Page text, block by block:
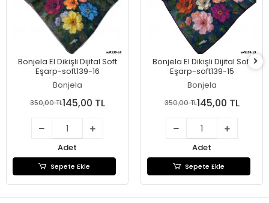
Bonjela El Dikişli Dijital Soft
Eşarp-soft139-16
Bonjela
350,00 TL145,00 TL
Adet
Sepete Ekle
Bonjela El Dikişli Dijital Soft
Eşarp-soft139-15
Bonjela
350,00 TL145,00 TL
Adet
Sepete Ekle